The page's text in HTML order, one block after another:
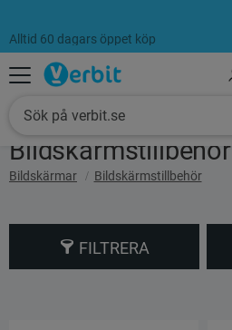
Meny
Alltid 60 dagars öppet köp
Bildskärmstillbehör
Bildskärmar Bildskärmstillbehör
FILTRERA